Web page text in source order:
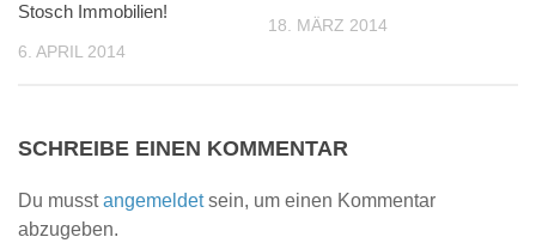
Stosch Immobilien!
6. APRIL 2014
18. MÄRZ 2014
SCHREIBE EINEN KOMMENTAR
Du musstangemeldetsein, um einen Kommentar
abzugeben.